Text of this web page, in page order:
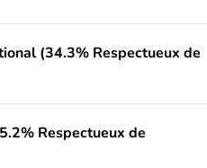
(34.3% Respectueux de
Respectueux de